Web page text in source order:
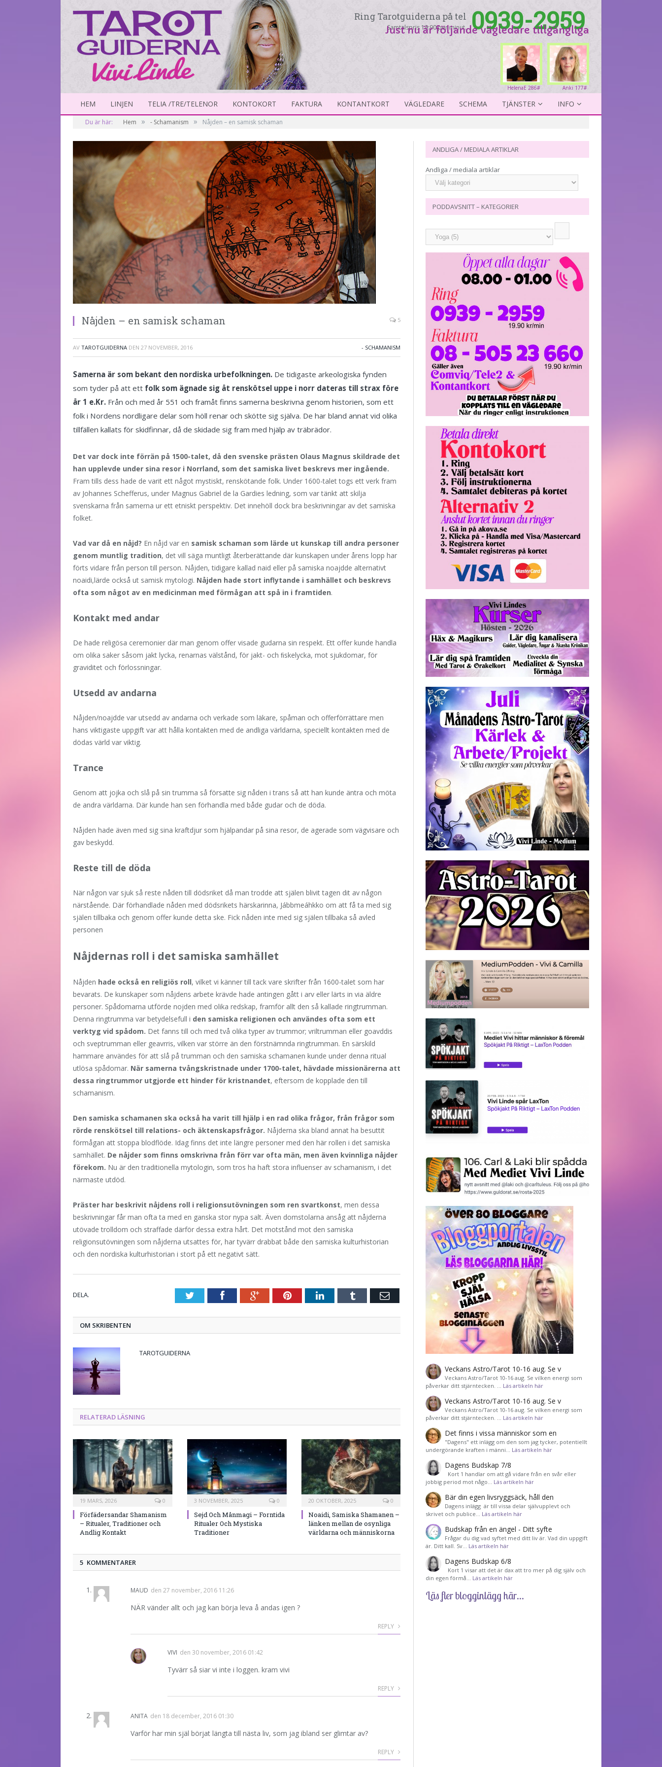
Ring Tarotguiderna på tel
Samtalspris 19:90 per minut. 0939-2959
Just nu är följande vägledare tillgängliga
Anki 177#
HelenaE 286#
HEM LINJEN TELIA /TRE/TELENOR KONTOKORT FAKTURA KONTANTKORT VÄGLEDARE SCHEMA TJÄNSTER INFO
Du är här: Hem » - Schamanism » Nåjden – en samisk schaman
Nåjden – en samisk schaman 5
AV TAROTGUIDERNA DEN 27 NOVEMBER, 2016 - SCHAMANISM
Samerna är som bekant den nordiska urbefolkningen. De tidigaste arkeologiska fynden
som tyder på att ett folk som ägnade sig åt renskötsel uppe i norr dateras till strax före
år 1 e.Kr. Från och med år 551 och framåt finns samerna beskrivna genom historien, som ett
folk i Nordens nordligare delar som höll renar och skötte sig själva. De har bland annat vid olika
tillfällen kallats för skidfinnar, då de skidade sig fram med hjälp av träbrädor.
Det var dock inte förrän på 1500-talet, då den svenske prästen Olaus Magnus skildrade det
han upplevde under sina resor i Norrland, som det samiska livet beskrevs mer ingående.
Fram tills dess hade de varit ett något mystiskt, renskötande folk. Under 1600-talet togs ett verk fram
av Johannes Schefferus, under Magnus Gabriel de la Gardies ledning, som var tänkt att skilja
svenskarna från samerna ur ett etniskt perspektiv. Det innehöll dock bra beskrivningar av det samiska
folket.
Vad var då en nåjd? En nåjd var en samisk schaman som lärde ut kunskap till andra personer
genom muntlig tradition, det vill säga muntligt återberättande där kunskapen under årens lopp har
förts vidare från person till person. Nåjden, tidigare kallad naid eller på samiska noajdde alternativt
noaidi,lärde också ut samisk mytologi. Nåjden hade stort inflytande i samhället och beskrevs
ofta som något av en medicinman med förmågan att spå in i framtiden.
Kontakt med andar
De hade religösa ceremonier där man genom offer visade gudarna sin respekt. Ett offer kunde handla
om olika saker såsom jakt lycka, renarnas välstånd, för jakt- och ﬁskelycka, mot sjukdomar, för
graviditet och förlossningar.
Utsedd av andarna
Nåjden/noajdde var utsedd av andarna och verkade som läkare, spåman och offerförrättare men
hans viktigaste uppgift var att hålla kontakten med de andliga världarna, speciellt kontakten med de
dödas värld var viktig.
Trance
Genom att jojka och slå på sin trumma så försatte sig nåden i trans så att han kunde äntra och möta
de andra världarna. Där kunde han sen förhandla med både gudar och de döda.
Nåjden hade även med sig sina kraftdjur som hjälpandar på sina resor, de agerade som vägvisare och
gav beskydd.
Reste till de döda
När någon var sjuk så reste nåden till dödsriket då man trodde att själen blivit tagen dit av någon
närstående. Där förhandlade nåden med dödsrikets härskarinna, Jábbmeáhkko om att få ta med sig
själen tillbaka och genom offer kunde detta ske. Fick nåden inte med sig själen tillbaka så avled
personen
Nåjdernas roll i det samiska samhället
Nåjden hade också en religiös roll, vilket vi känner till tack vare skrifter från 1600-talet som har
bevarats. De kunskaper som nåjdens arbete krävde hade antingen gått i arv eller lärts in via äldre
personer. Spådomarna utförde nojden med olika redskap, framför allt den så kallade ringtrumman.
Denna ringtrumma var betydelsefull i den samiska religionen och användes ofta som ett
verktyg vid spådom. Det fanns till och med två olika typer av trummor; vriltrumman eller goavddis
och sveptrumman eller geavrris, vilken var större än den förstnämnda ringtrumman. En särskild
hammare användes för att slå på trumman och den samiska schamanen kunde under denna ritual
utlösa spådomar. När samerna tvångskristnade under 1700-talet, hävdade missionärerna att
dessa ringtrummor utgjorde ett hinder för kristnandet, eftersom de kopplade den till
schamanism.
Den samiska schamanen ska också ha varit till hjälp i en rad olika frågor, från frågor som
rörde renskötsel till relations- och äktenskapsfrågor. Nåjderna ska bland annat ha besuttit
förmågan att stoppa blodflöde. Idag finns det inte längre personer med den här rollen i det samiska
samhället. De nåjder som finns omskrivna från förr var ofta män, men även kvinnliga nåjder
förekom. Nu är den traditionella mytologin, som tros ha haft stora influenser av schamanism, i det
närmaste utdöd.
Präster har beskrivit nåjdens roll i religionsutövningen som ren svartkonst, men dessa
beskrivningar får man ofta ta med en ganska stor nypa salt. Även domstolarna ansåg att nåjderna
utövade trolldom och straffade därför dessa extra hårt. Det motstånd mot den samiska
religionsutövningen som nåjderna utsattes för, har tyvärr drabbat både den samiska kulturhistorian
och den nordiska kulturhistorian i stort på ett negativt sätt.
DELA. TwitterFacebookGoogle+PinterestLinkedInTumblr E-
OM SKRIBENTEN
TAROTGUIDERNA
RELATERAD LÄSNING
19 MARS, 2026 0
Förfädersandar Shamanism
– Ritualer, Traditioner och
Andlig Kontakt
3 NOVEMBER, 2025 0
Sejd Och Månmagi – Forntida
Ritualer Och Mystiska
Traditioner
20 OKTOBER, 2025 0
Noaidi, Samiska Shamanen –
länken mellan de osynliga
världarna och människorna
5 KOMMENTARER
MAUD den 27 november, 2016 11:26
NÄR vänder allt och jag kan börja leva å andas igen ?
REPLY
VIVI den 30 november, 2016 01:42
Tyvärr så siar vi inte i loggen. kram vivi
REPLY
ANITA den 18 december, 2016 01:30
Varför har min själ börjat längta till nästa liv, som jag ibland ser glimtar av?
REPLY
ANDLIGA / MEDIALA ARTIKLAR
Andliga / mediala artiklar
PODDAVSNITT – KATEGORIER
Veckans Astro/Tarot 10-16 aug. Se v
Veckans Astro/Tarot 10-16 aug. Se vilken energi som
påverkar ditt stjärntecken. … Läs artikeln här
Veckans Astro/Tarot 10-16 aug. Se v
Veckans Astro/Tarot 10-16 aug. Se vilken energi som
påverkar ditt stjärntecken. … Läs artikeln här
Det finns i vissa människor som en
"Dagens" ett inlägg om den som jag tycker, potentiellt
undergörande kraften i männi… Läs artikeln här
Dagens Budskap 7/8
Kort 1 handlar om att gå vidare från en svår eller
jobbig period mot någo… Läs artikeln här
Bär din egen livsryggsäck, håll den
Dagens inlägg är till vissa delar självupplevt och
skrivet och publice… Läs artikeln här
Budskap från en ängel - Ditt syfte
Frågar du dig vad syftet med ditt liv är. Vad din uppgift
är. Ditt kall. Sv… Läs artikeln här
Dagens Budskap 6/8
Kort 1 visar att det är dax att tro mer på dig själv och
din egen förmå… Läs artikeln här
Läs fler blogginlägg här...